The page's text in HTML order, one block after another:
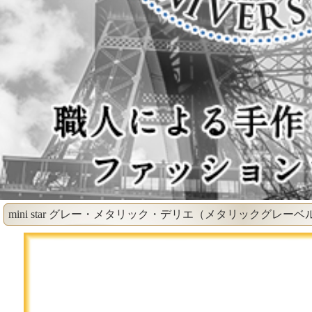
mini star グレー・メタリック・デリエ（メタリックグレーベ